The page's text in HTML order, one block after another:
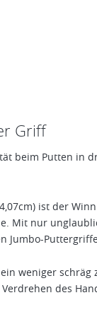
Griff
beim Putten in
ist der
Mit nur
Jumbo-
weniger schräg
des